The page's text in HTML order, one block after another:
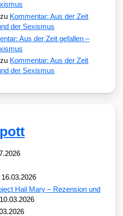
zu Kommentar: Aus der Zeit
der Sexismus
Aus der Zeit gefallen –
zu Kommentar: Aus der Zeit
der Sexismus
16.03.2026
Hail Mary – Rezension und
10.03.2026